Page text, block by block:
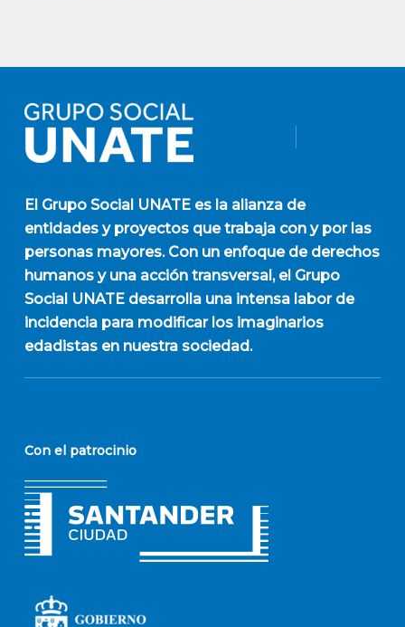
El Grupo Social UNATEes la alianza de
entidades y proyectos que trabaja con y por las
personas mayores. Con un enfoque de derechos
humanos y una acción transversal, el Grupo
Social UNATE desarrolla una intensa labor de
incidencia para modificar los imaginarios
edadistas en nuestra sociedad.
Con el patrocinio